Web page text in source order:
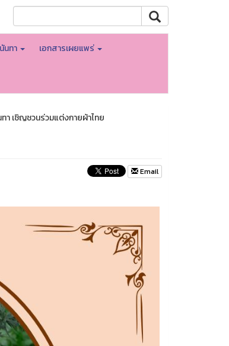
นทา เอกสารเผยแพร่
เชิญชวนร่วมแต่งกายผ้าไทย
Email